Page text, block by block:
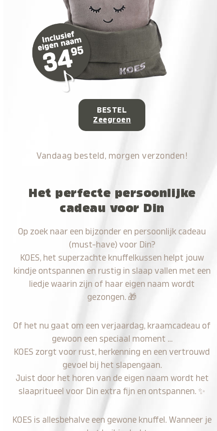
BESTEL
Zeegroen
Vandaag besteld, morgen verzonden!
Het perfecte persoonlijke
cadeau voor Din
Op zoek naar een bijzonder en persoonlijk cadeau
(must-have) voor Din?
KOES, het superzachte knuffelkussen helpt jouw
kindje ontspannen en rustig in slaap vallen met een
liedje waarin zijn of haar eigen naam wordt
gezongen. 🎁
Of het nu gaat om een verjaardag, kraamcadeau of
gewoon een speciaal moment …
KOES zorgt voor rust, herkenning en een vertrouwd
gevoel bij het slapengaan.
Juist door het horen van de eigen naam wordt het
slaapritueel voor Din extra fijn en ontspannen. ✨
KOES is allesbehalve een gewone knuffel. Wanneer je